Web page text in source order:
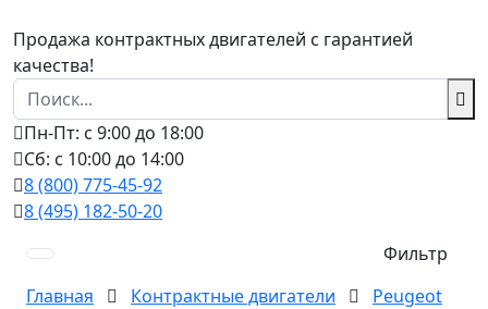
Продажа контрактных двигателей с гарантией
качества!
Пн-Пт: с 9:00 до 18:00
Сб: с 10:00 до 14:00
8 (800) 775-45-92
8 (495) 182-50-20
Фильтр
Главная
Контрактные двигатели
Peugeot